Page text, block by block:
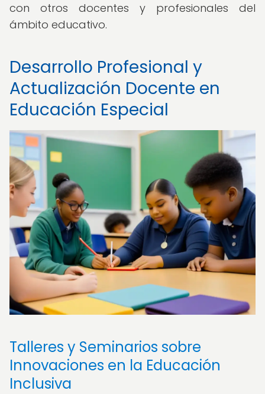
con otros docentes y profesionales del
ámbito educativo.
Desarrollo Profesional y
Actualización Docente en
Educación Especial
Talleres y Seminarios sobre
Innovaciones en la Educación
Inclusiva